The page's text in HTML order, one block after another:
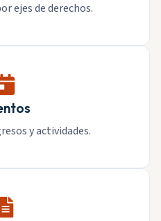
ejes de derechos.
y actividades.